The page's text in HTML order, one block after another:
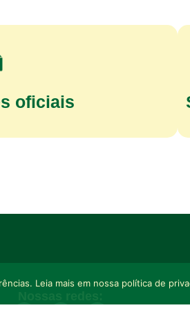
oficiais
Leia mais em nossa política de